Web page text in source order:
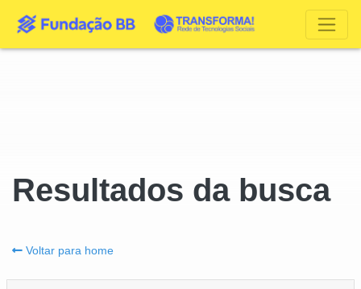
Resultados da busca
Voltar para home